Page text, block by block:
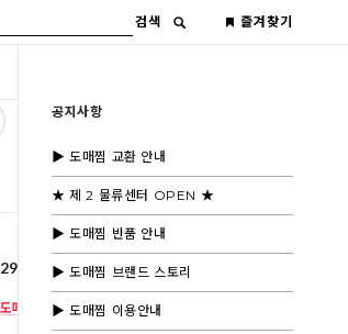
검색 즐겨찾기
공지사항
▶ 도매찜 교환 안내
★ 제 2 물류센터 OPEN ★
▶ 도매찜 반품 안내
▶ 도매찜 브랜드 스토리
▶ 도매찜 이용안내
29,600원 (부가세별도)